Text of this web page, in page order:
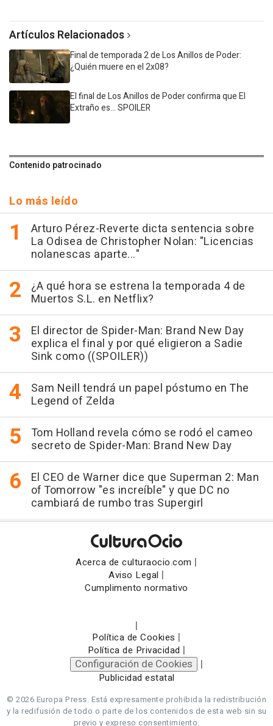
Artículos Relacionados
Final de temporada 2 de Los Anillos de Poder:
¿Quién muere en el 2x08?
El final de Los Anillos de Poder confirma que El
Extraño es... SPOILER
Contenido patrocinado
Lo más leído
Arturo Pérez-Reverte dicta sentencia sobre
La Odisea de Christopher Nolan: "Licencias
nolanescas aparte..."
¿A qué hora se estrena la temporada 4 de
Muertos S.L. en Netflix?
El director de Spider-Man: Brand New Day
explica el final y por qué eligieron a Sadie
Sink como ((SPOILER))
Sam Neill tendrá un papel póstumo en The
Legend of Zelda
Tom Holland revela cómo se rodó el cameo
secreto de Spider-Man: Brand New Day
El CEO de Warner dice que Superman 2: Man
of Tomorrow "es increíble" y que DC no
cambiará de rumbo tras Supergirl
Acerca de culturaocio.com |
Aviso Legal |
Cumplimento normativo
|
Política de Cookies |
Política de Privacidad |
Configuración de Cookies |
Publicidad estatal
© 2026 Europa Press. Está expresamente prohibida la redistribución
y la redifusión de todo o parte de los contenidos de esta web sin su
previo y expreso consentimiento.